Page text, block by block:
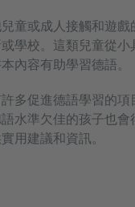
童或成人接觸和遊
學校。這類兒童從小
內容有助學習德語。
多促進德語學習的
水準欠佳的孩子也會
用建議和資訊。